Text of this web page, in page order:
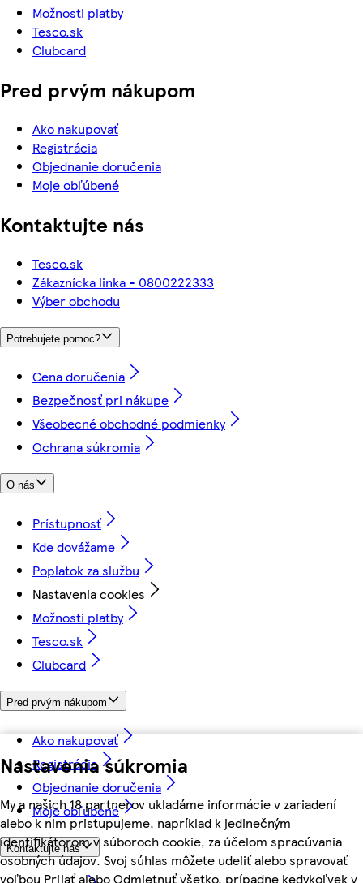
Nastavenia súkromia
My a našich 18 partnerov ukladáme informácie v zariadení
alebo k nim pristupujeme, napríklad k jedinečným
identifikátorom v súboroch cookie, za účelom spracúvania
osobných údajov. Svoj súhlas môžete udeliť alebo spravovať
voľbou Prijať alebo Odmietnuť všetko, prípadne kedykoľvek v
Možnosti platby
Tesco.sk
Clubcard
Pred prvým nákupom
Ako nakupovať
Registrácia
Objednanie doručenia
Moje obľúbené
Kontaktujte nás
Tesco.sk
Zákaznícka linka - 0800222333
Výber obchodu
Potrebujete pomoc?
Cena doručenia
Bezpečnosť pri nákupe
Všeobecné obchodné podmienky
Ochrana súkromia
O nás
Prístupnosť
Kde dovážame
Poplatok za službu
Nastavenia cookies
Možnosti platby
Tesco.sk
Clubcard
Pred prvým nákupom
Ako nakupovať
Registrácia
Objednanie doručenia
Moje obľúbené
Kontaktujte nás